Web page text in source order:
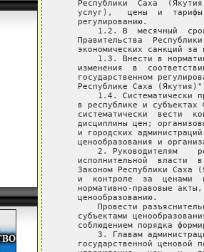
Республики  Саха
услуг),   цены  и
   регулированию.
1.2. В  месячный
Правительства
экономических санкций за
1.3. Внести в
изменения  в
государственном
Республике Саха
1.4. Систематически
в республике и субъектах
систематически  вести
дисциплины цен;
и городских
ценообразования и
2. Руководителям
исполнительной  власти
Законом Республики Саха
и  контроле  за  ценами
нормативно-правовые
   ценообразованию.
Провести
субъектами
соблюдением порядка
3. Главам
государственной ценовой